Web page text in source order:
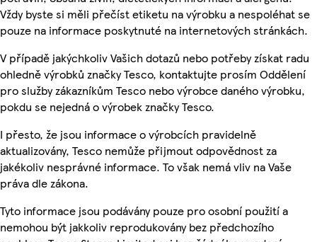
Vždy byste si měli přečíst etiketu na výrobku a nespoléhat se
pouze na informace poskytnuté na internetových stránkách.
V případě jakýchkoliv Vašich dotazů nebo potřeby získat radu
ohledně výrobků značky Tesco, kontaktujte prosím Oddělení
pro služby zákazníkům Tesco nebo výrobce daného výrobku,
pokdu se nejedná o výrobek značky Tesco.
I přesto, že jsou informace o výrobcích pravidelně
aktualizovány, Tesco nemůže přijmout odpovědnost za
jakékoliv nesprávné informace. To však nemá vliv na Vaše
práva dle zákona.
Tyto informace jsou podávány pouze pro osobní použití a
nemohou být jakkoliv reprodukovány bez předchozího